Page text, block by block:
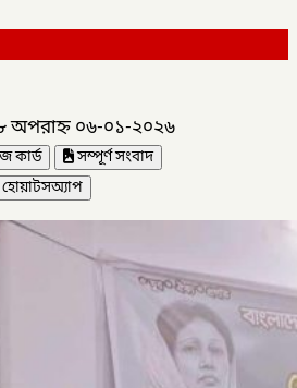
অপরাহ্ন ০৬-০১-২০২৬
কার্ড
সম্পূর্ণ সংবাদ
হোয়াটসঅ্যাপ